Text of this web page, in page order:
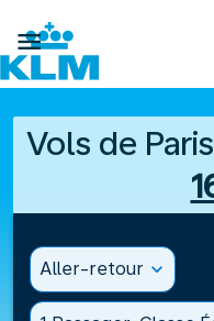

Vols de
Aller-retour expand_more